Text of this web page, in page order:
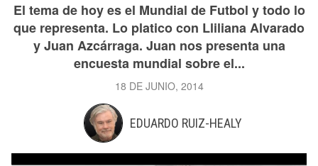
El tema de hoy es el Mundial de Futbol y todo lo
que representa. Lo platico con Lliliana Alvarado
y Juan Azcárraga. Juan nos presenta una
encuesta mundial sobre el...
18 DE JUNIO, 2014
EDUARDO RUIZ-HEALY